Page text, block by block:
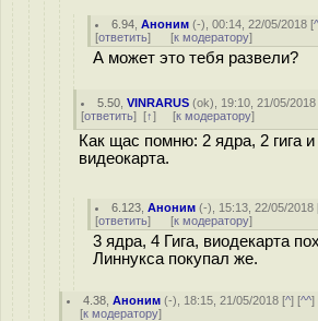
6.94 ,Аноним (-), 00:14, 22/05/2018 [
[ответить] [к модератору]
А может это тебя развели?
5.50 ,VINRARUS (ok), 19:10, 21/05/2018
[ответить] [↑] [к модератору]
Как щас помню: 2 ядра, 2 гига и
видеокарта.
6.123 ,Аноним (-), 15:13, 22/05/2018
[ответить] [к модератору]
3 ядра, 4 Гига, виодекарта
Линнукса покупал же.
4.38 ,Аноним (-), 18:15, 21/05/2018 [^] [^^]
[к модератору]